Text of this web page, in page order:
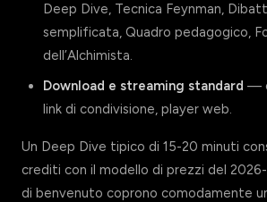
Deep Dive, Tecnica Feynman,
semplificata, Quadro pedagogico,
dell’Alchimista.
Download e streaming standard —
link di condivisione, player web.
Un Deep Dive tipico di 15-20 minuti
crediti con il modello di prezzi del
di benvenuto coprono comodamente